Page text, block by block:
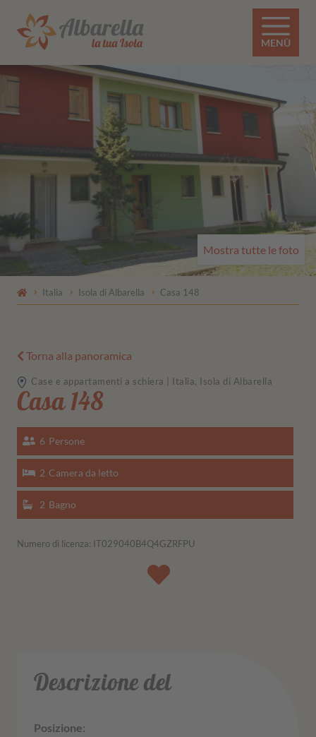
MENÙ
Mostra tutte le foto
Italia Isola di Albarella Casa 148
Torna alla panoramica
Case e appartamenti a schiera | Italia, Isola di Albarella
Casa 148
Persone
6
Camera da letto
2
Bagno
2
Numero di licenza: IT029040B4Q4GZRFPU
Descrizione del
Posizione: